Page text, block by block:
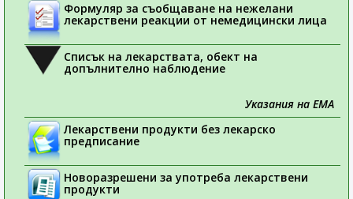
Формуляр за съобщаване на нежелани
лекарствени реакции от немедицински лица
Списък на лекарствата, обект на
допълнително наблюдение
Указания на ЕМА
Лекарствени продукти без лекарско
предписание
Новоразрешени за употреба лекарствени
продукти